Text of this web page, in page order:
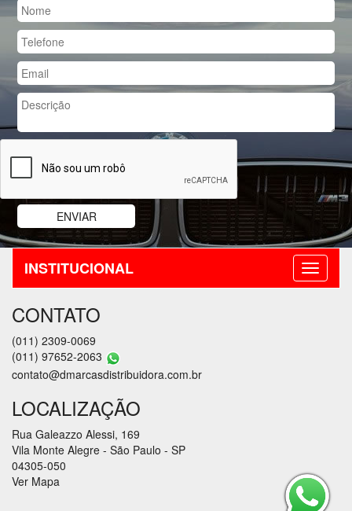
INSTITUCIONAL
CONTATO
(011) 2309-0069
(011) 97652-2063
contato@dmarcasdistribuidora.com.br
LOCALIZAÇÃO
Rua Galeazzo Alessi, 169
Vila Monte Alegre - São Paulo - SP
04305-050
Ver Mapa